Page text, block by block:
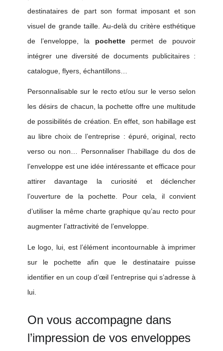
destinataires de part son format imposant et son
visuel de grande taille. Au-delà du critère esthétique
de l’enveloppe, la pochette permet de pouvoir
intégrer une diversité de documents publicitaires :
catalogue, flyers, échantillons…
Personnalisable sur le recto et/ou sur le verso selon
les désirs de chacun, la pochette offre une multitude
de possibilités de création. En effet, son habillage est
au libre choix de l’entreprise : épuré, original, recto
verso ou non… Personnaliser l’habillage du dos de
l’enveloppe est une idée intéressante et efficace pour
attirer davantage la curiosité et déclencher
l’ouverture de la pochette. Pour cela, il convient
d’utiliser la même charte graphique qu’au recto pour
augmenter l’attractivité de l’enveloppe.
Le logo, lui, est l’élément incontournable à imprimer
sur le pochette afin que le destinataire puisse
identifier en un coup d’œil l’entreprise qui s’adresse à
lui.
On vous accompagne dans
l’impression de vos enveloppes